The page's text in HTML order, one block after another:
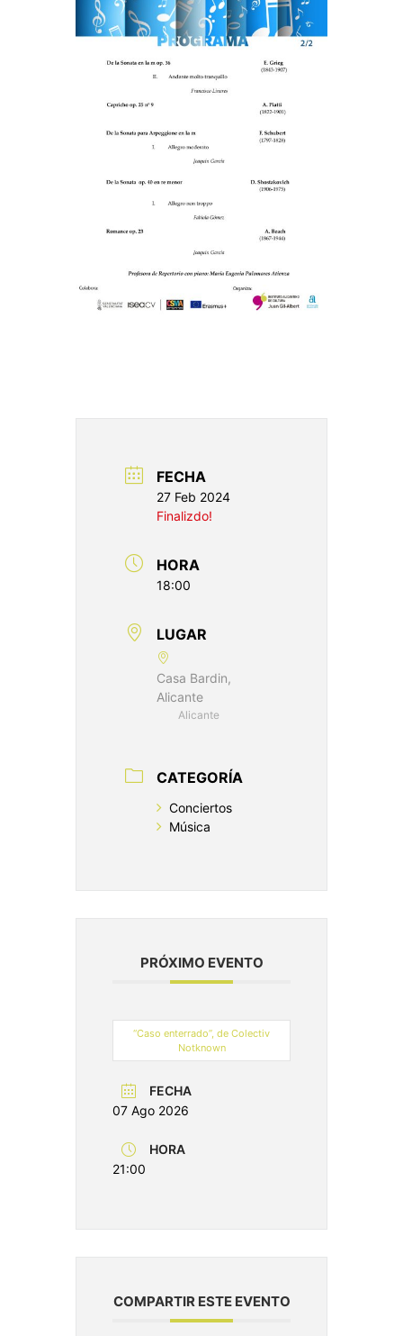
FECHA
27 Feb 2024
Finalizdo!
HORA
18:00
LUGAR
Casa Bardin,
Alicante
Alicante
CATEGORÍA
Conciertos
Música
PRÓXIMO EVENTO
“Caso enterrado”, de Colectiv
Notknown
FECHA
07 Ago 2026
HORA
21:00
COMPARTIR ESTE EVENTO